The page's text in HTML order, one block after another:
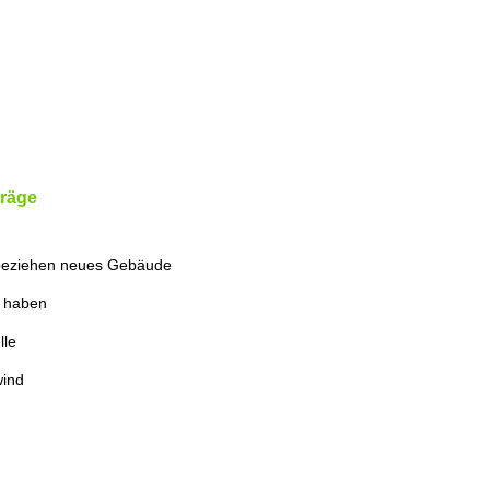
neues Gebäude